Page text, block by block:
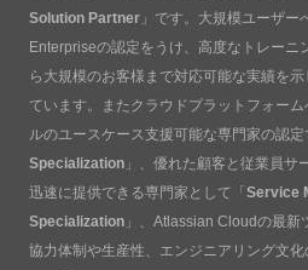
Solution Partner 」です。大規模ユーザー
Enterpriseの認定をうけ、高度なトレーニ
ら大規模のお客様まで対応可能な実績を
ています。またクラウドプラットフォー
ルのユースケース支援可能な専門家の認定
Specialization 」、優れた顧客と従業員サ
迅速に提供できる専門家として「 Service
Specialization 」、Atlassian Cloudの最
協力体制や生産性、エンジニアリング文